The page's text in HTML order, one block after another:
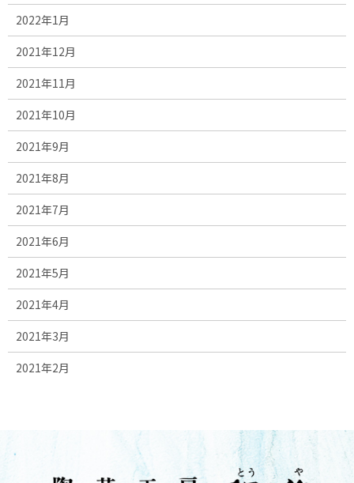
2022年1月
2021年12月
2021年11月
2021年10月
2021年9月
2021年8月
2021年7月
2021年6月
2021年5月
2021年4月
2021年3月
2021年2月